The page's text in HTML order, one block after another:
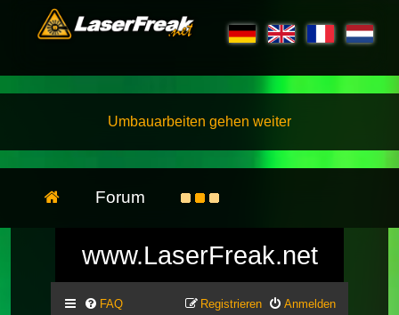
Umbauarbeiten gehen weiter
Forum
www.LaserFreak.net
FAQ Anmelden
Registrieren